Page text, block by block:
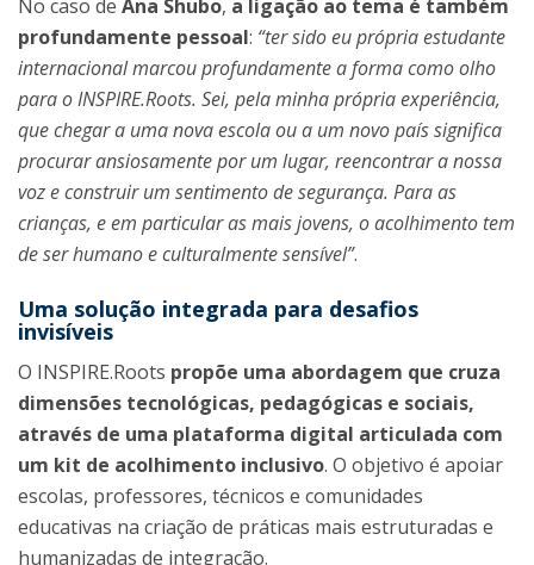
No caso de Ana Shubo, a ligação ao tema é também
profundamente pessoal: “ter sido eu própria estudante
internacional marcou profundamente a forma como olho
para o INSPIRE.Roots. Sei, pela minha própria experiência,
que chegar a uma nova escola ou a um novo país significa
procurar ansiosamente por um lugar, reencontrar a nossa
voz e construir um sentimento de segurança. Para as
crianças, e em particular as mais jovens, o acolhimento tem
de ser humano e culturalmente sensível”.
Uma solução integrada para desafios
invisíveis
O INSPIRE.Roots propõe uma abordagem que cruza
dimensões tecnológicas, pedagógicas e sociais,
através de uma plataforma digital articulada com
um kit de acolhimento inclusivo. O objetivo é apoiar
escolas, professores, técnicos e comunidades
educativas na criação de práticas mais estruturadas e
humanizadas de integração.